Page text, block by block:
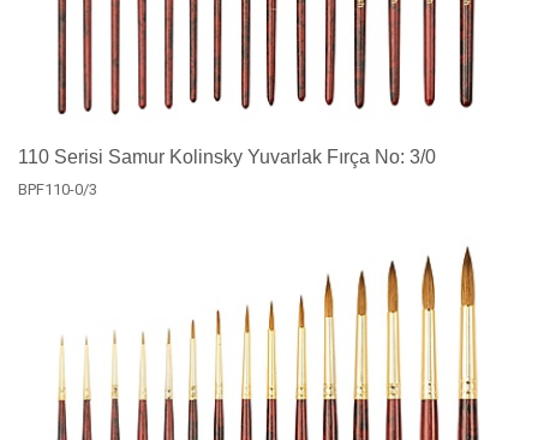
110 Serisi Samur Kolinsky Yuvarlak Fırça No: 3/0
BPF110-0/3